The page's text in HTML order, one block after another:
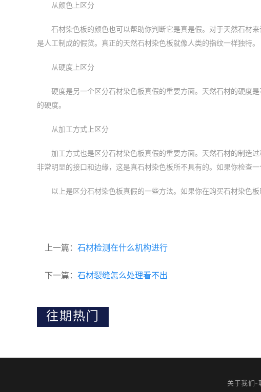
从颜色上区分
石材染色板的颜色也可以帮助你判断它是真是假。对于天然石材
是人工制成的假货。真正的天然石材染色板就像人类的指纹一样独特。
从硬度上区分
硬度是另一个区分石材染色板真假的重要方面。天然石材的硬度
的硬度。
从加工方式上区分
加工方式也是区分石材染色板真假的重要方面。天然石材的制造
非常明显的接口和边缘，这是真石材染色板所不具有的。如果你检查
以上是区分石材染色板真假的一些方法。如果你在购买石材染色
上一篇： 石材检测在什么机构进行
下一篇： 石材裂缝怎么处理看不出
往期热门
关于我们-